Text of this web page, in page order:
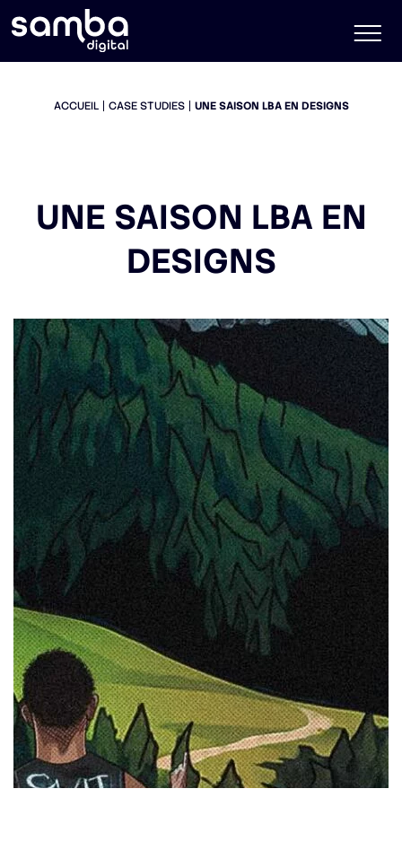
ACCUEIL CASE STUDIES UNE SAISON LBA EN DESIGNS
UNE SAISON LBA EN
DESIGNS